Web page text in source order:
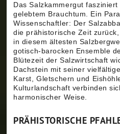
Das Salzkammergut
gelebtem Brauchtum. Ein
Wissenschaftler: Der
die prähistorische Zeit
in diesem ältesten
gotisch-barocken Ensemble
Blütezeit der Salzwirtschaft
Dachstein mit seiner
Karst, Gletschern und
Kulturlandschaft verbinden
harmonischer Weise.
PRÄHISTORISCHE